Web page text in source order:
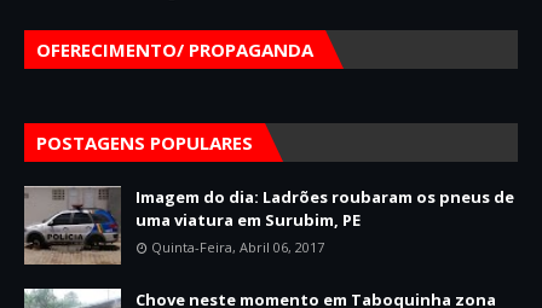
OFERECIMENTO/ PROPAGANDA
POSTAGENS POPULARES
Imagem do dia: Ladrões roubaram os pneus de
uma viatura em Surubim, PE
Quinta-Feira, Abril 06, 2017
Chove neste momento em Taboquinha zona